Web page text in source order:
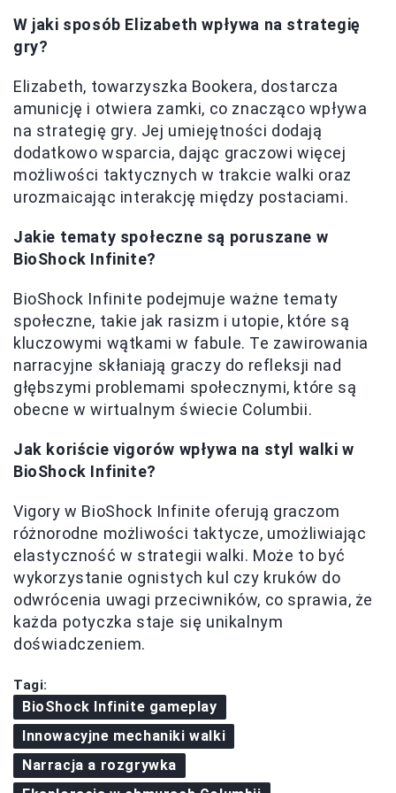
W jaki sposób Elizabeth wpływa na strategię
gry?
Elizabeth, towarzyszka Bookera, dostarcza
amunicję i otwiera zamki, co znacząco wpływa
na strategię gry. Jej umiejętności dodają
dodatkowo wsparcia, dając graczowi więcej
możliwości taktycznych w trakcie walki oraz
urozmaicając interakcję między postaciami.
Jakie tematy społeczne są poruszane w
BioShock Infinite?
BioShock Infinite podejmuje ważne tematy
społeczne, takie jak rasizm i utopie, które są
kluczowymi wątkami w fabule. Te zawirowania
narracyjne skłaniają graczy do refleksji nad
głębszymi problemami społecznymi, które są
obecne w wirtualnym świecie Columbii.
Jak koriście vigorów wpływa na styl walki w
BioShock Infinite?
Vigory w BioShock Infinite oferują graczom
różnorodne możliwości taktycze, umożliwiając
elastyczność w strategii walki. Może to być
wykorzystanie ognistych kul czy kruków do
odwrócenia uwagi przeciwników, co sprawia, że
każda potyczka staje się unikalnym
doświadczeniem.
Tagi:
BioShock Infinite gameplay
Innowacyjne mechaniki walki
Narracja a rozgrywka